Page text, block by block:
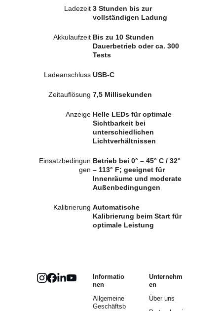
Ladezeit
Akkulaufzeit
Ladeanschluss
Zeitauflösung
Anzeige
Einsatzbedingun
gen
Kalibrierung
3 Stunden bis zur
vollständigen Ladung
Bis zu 10 Stunden
Dauerbetrieb oder ca. 300
Tests
USB-C
7,5 Millisekunden
Helle LEDs für optimale
Sichtbarkeit bei
unterschiedlichen
Lichtverhältnissen
Betrieb bei 0° – 45° C / 32°
– 113° F; geeignet für
Innenräume und moderate
Außenbedingungen
Automatische
Kalibrierung beim Start für
optimale Leistung
Informatio
nen
Allgemeine
Geschäftsb
Unternehm
en
Über uns